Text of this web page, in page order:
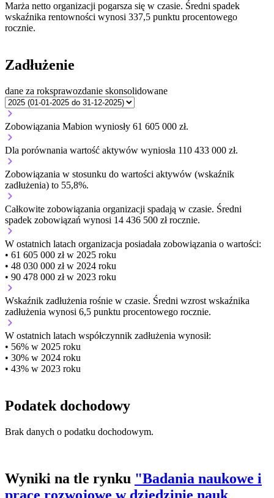
Marża netto organizacji pogarsza się w czasie. Średni spadek
wskaźnika rentowności wynosi 337,5 punktu procentowego
rocznie.
Zadłużenie
dane za roksprawozdanie skonsolidowane
Zobowiązania Mabion wyniosły 61 605 000 zł.
Dla porównania wartość aktywów wyniosła 110 433 000 zł.
Zobowiązania w stosunku do wartości aktywów (wskaźnik
zadłużenia) to 55,8%.
Całkowite zobowiązania organizacji spadają w czasie. Średni
spadek zobowiązań wynosi 14 436 500 zł rocznie.
W ostatnich latach organizacja posiadała zobowiązania o wartości:
• 61 605 000 zł w 2025 roku
• 48 030 000 zł w 2024 roku
• 90 478 000 zł w 2023 roku
Wskaźnik zadłużenia rośnie w czasie. Średni wzrost wskaźnika
zadłużenia wynosi 6,5 punktu procentowego rocznie.
W ostatnich latach współczynnik zadłużenia wynosił:
• 56% w 2025 roku
• 30% w 2024 roku
• 43% w 2023 roku
Podatek dochodowy
Brak danych o podatku dochodowym.
Wyniki na tle rynku "Badania naukowe i
prace rozwojowe w dziedzinie nauk